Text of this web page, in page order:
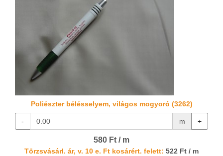
Poliészter bélésselyem, világos mogyoró (3262)
- m +
580 Ft / m
Törzsvásárl. ár, v. 10 e. Ft kosárért. felett: 522 Ft / m